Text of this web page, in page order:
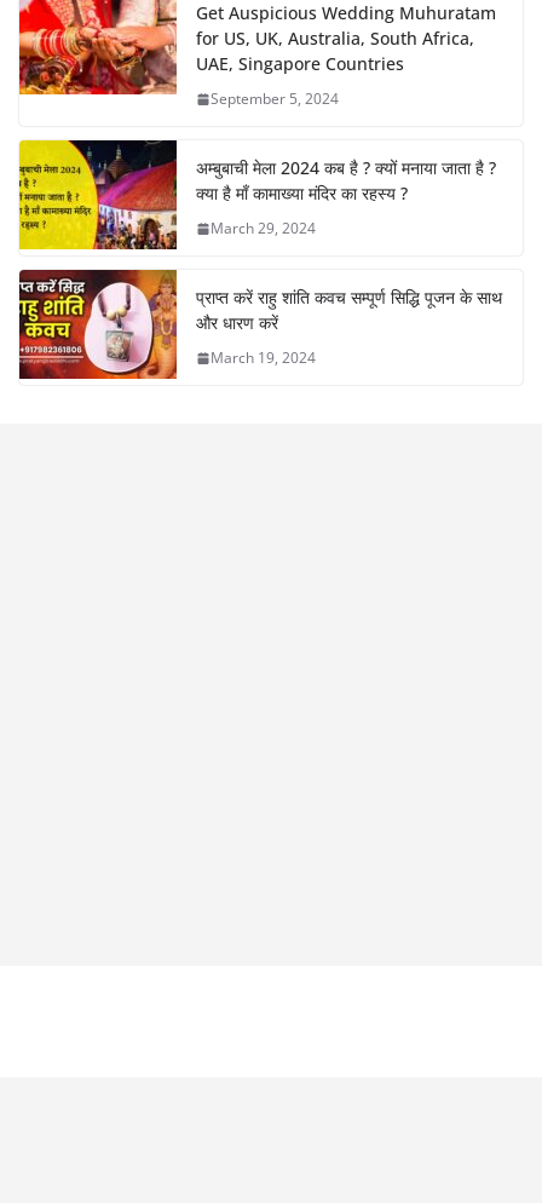
Get Auspicious Wedding Muhuratam
for US, UK, Australia, South Africa,
UAE, Singapore Countries
September 5, 2024
अम्बुबाची मेला 2024 कब है ? क्यों मनाया जाता है ?
क्या है माँ कामाख्या मंदिर का रहस्य ?
March 29, 2024
प्राप्त करें राहु शांति कवच सम्पूर्ण सिद्धि पूजन के साथ
और धारण करें
March 19, 2024